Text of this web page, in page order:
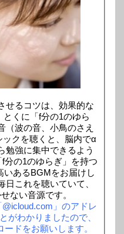
せるコツは、効果的な
くに「f分の1のゆら
（波の音、小鳥のさえ
クを聴くと、脳内でα
勉強に集中できるよう
分の1のゆらぎ」を持つ
いあるBGMをお届けし
日これを聴いていて、
ない音源です。
」のアドレ
がわかりましたので、
ドをお願いします。